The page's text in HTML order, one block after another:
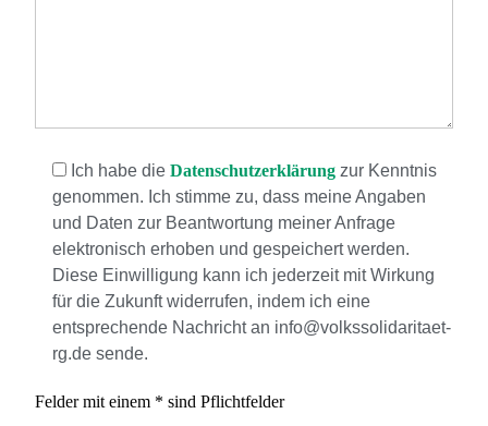
Ich habe die Datenschutzerklärung zur Kenntnis
genommen. Ich stimme zu, dass meine Angaben
und Daten zur Beantwortung meiner Anfrage
elektronisch erhoben und gespeichert werden.
Diese Einwilligung kann ich jederzeit mit Wirkung
für die Zukunft widerrufen, indem ich eine
entsprechende Nachricht an info@volkssolidaritaet-
rg.de sende.
Felder mit einem * sind Pflichtfelder